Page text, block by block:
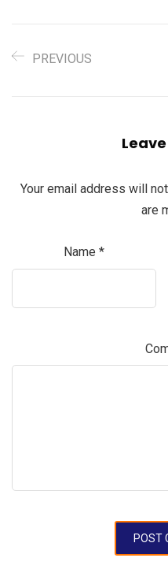
PREVIOUS
Your email address will
are
Name *